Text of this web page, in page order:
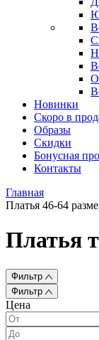
Новинки
Скоро в
Образы
Скидки
Бонусная
Контакты
Главная
Платья 46-64
Платья
Фильтр
Фильтр
Цена